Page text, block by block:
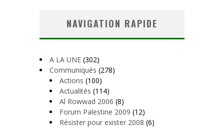
NAVIGATION RAPIDE
A LA UNE (302)
Communiqués (278)
Actions (100)
Actualités (114)
Al Rowwad 2006 (8)
Forum Palestine 2009 (12)
Résister pour exister 2008 (6)